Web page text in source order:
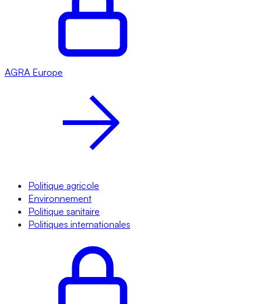
AGRA Europe
Politique agricole
Environnement
Politique sanitaire
Politiques internationales